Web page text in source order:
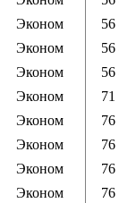
Эконом 56
Эконом 56
Эконом 56
Эконом 71
Эконом 76
Эконом 76
Эконом 76
Эконом 76